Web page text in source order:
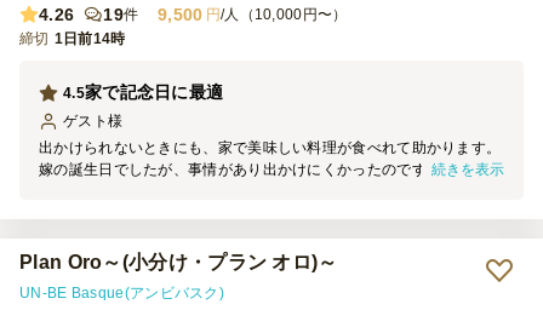
4.26
19件 9,500 円/人（10,000円〜）
締切 1日前14時
家で記念日に最適
4.5
ゲスト 様
出かけられないときにも、家で美味しい料理が食べれて助かります。
嫁の誕生日でしたが、事情があり出かけにくかったのですが、選んで
でかなり本格的なフレンチが食べられます。 アニバーサリーケーキ
も一流の味ですごくおいしかったです。 来てから少し時間が空くよ
うならアミューズとデザートなどは冷蔵庫に入れておくほうがいいで
すね。 このあたり、少し説明があると助かります。 サラダなどは2人
続きを表示
Plan Oro～(小分け・プラン オロ)～
UN-BE Basque(アンビバスク)